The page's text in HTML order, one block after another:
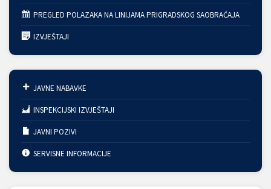
PREGLED POLAZAKA NA LINIJAMA PRIGRADSKOG SAOBRAĆAJA
IZVJEŠTAJI
JAVNE NABAVKE
INSPEKCIJSKI IZVJEŠTAJI
JAVNI POZIVI
SERVISNE INFORMACIJE